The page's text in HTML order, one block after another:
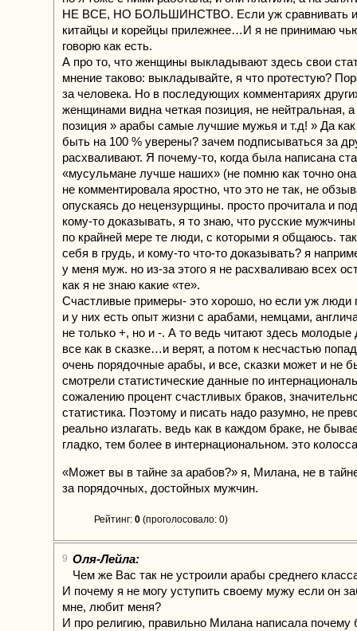
НЕ ВСЕ, НО БОЛЬШИНСТВО. Если уж сравнивать
китайцы и корейцы прилежнее…И я не принимаю
говорю как есть.
А про то, что женщины выкладывают здесь свои
мнение таково: выкладывайте, я что протестую?
за человека. Но в последующих комментариях
женщинами видна четкая позиция, не нейтральная, а
позиция » арабы самые лучшие мужья и т.д! » Да
быть на 100 % уверены? зачем подписываться за
расхваливают. Я почему-то, когда была написана
«мусульмане лучше наших» (не помню как точно
не комментировала яростно, что это не так, не
опускаясь до нецензурщины. просто прочитала и
кому-то доказывать, я то знаю, что русские
по крайней мере те люди, с которыми я общаюсь.
себя в грудь, и кому-то что-то доказывать? я
у меня муж. но из-за этого я не расхваливаю всех
как я не знаю какие «те».
Счастливые примеры- это хорошо, но если уж люди
и у них есть опыт жизни с арабами, немцами,
не только +, но и -. А то ведь читают здесь молодые
все как в сказке…и верят, а потом к несчастью
очень порядочные арабы, и все, сказки может и не
смотрели статистические данные по
сожалению процент счастливых браков,
статистика. Поэтому и писать надо разумно, не
реально излагать. ведь как в каждом браке, не
гладко, тем более в интернациональном. это
«Может вы в тайне за арабов?» я, Милана, не в
за порядочных, достойных мужчин.
Рейтинг: 0 (проголосовало: 0)
9 Оля-Лейла:
Чем же Вас так не устроили арабы среднего
И почему я не могу уступить своему мужу если он
мне, любит меня?
И про религию, правильно Милана написала почему